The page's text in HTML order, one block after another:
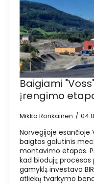
Baigiami
įrengimo
Mikko Ronkainen
Norvegijoje
baigtas galutinis
montavimo etapas.
kad biodujų procesas
gamyklą investavo
atliekų tvarkymo